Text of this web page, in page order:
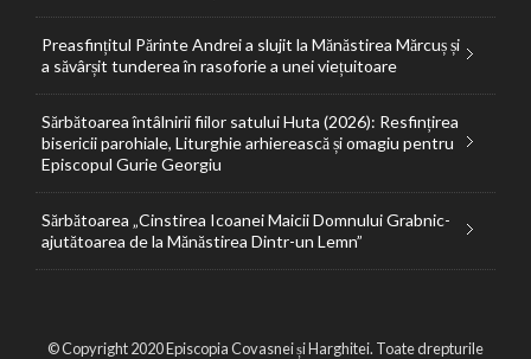
Preasfințitul Părinte Andrei a slujit la Mănăstirea Mărcuș și
a săvârșit tunderea în rasoforie a unei viețuitoare
Sărbătoarea întâlnirii fiilor satului Huta (2026): Resfințirea
bisericii parohiale, Liturghie arhierească și omagiu pentru
Episcopul Gurie Georgiu
Sărbătoarea „Cinstirea Icoanei Maicii Domnului Grabnic-
ajutătoarea de la Mănăstirea Dintr-un Lemn”
© Copyright 2020 Episcopia Covasnei și Harghitei. Toate drepturile